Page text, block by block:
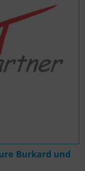
Burkard und